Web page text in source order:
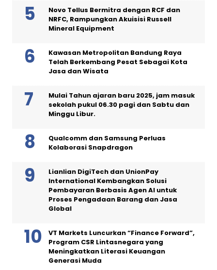
Novo Tellus Bermitra dengan RCF dan
NRFC, Rampungkan Akuisisi Russell
Mineral Equipment
Kawasan Metropolitan Bandung Raya
Telah Berkembang Pesat Sebagai Kota
Jasa dan Wisata
Mulai Tahun ajaran baru 2025, jam masuk
sekolah pukul 06.30 pagi dan Sabtu dan
Minggu Libur.
Qualcomm dan Samsung Perluas
Kolaborasi Snapdragon
Lianlian DigiTech dan UnionPay
International Kembangkan Solusi
Pembayaran Berbasis Agen AI untuk
Proses Pengadaan Barang dan Jasa
Global
VT Markets Luncurkan “Finance Forward”,
Program CSR Lintasnegara yang
Meningkatkan Literasi Keuangan
Generasi Muda